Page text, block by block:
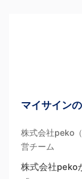
マイサイン
株式会社peko
営チーム
株式会社peko